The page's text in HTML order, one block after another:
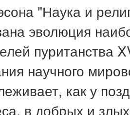
"Наука и
эволюция
пуританства
научного
как у
в добрых и